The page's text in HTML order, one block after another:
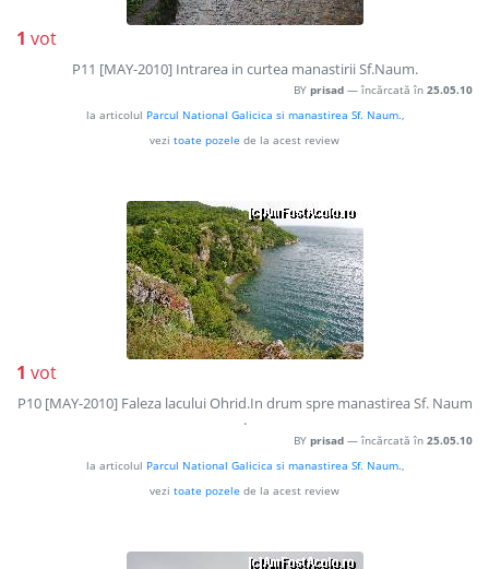
1 vot
P11 [MAY-2010] Intrarea in curtea manastirii Sf.Naum.
BY prisad — încărcată în 25.05.10
la articolul Parcul National Galicica si manastirea Sf. Naum.,
vezi toate pozele de la acest review
1 vot
P10 [MAY-2010] Faleza lacului Ohrid.In drum spre manastirea Sf. Naum
.
BY prisad — încărcată în 25.05.10
la articolul Parcul National Galicica si manastirea Sf. Naum.,
vezi toate pozele de la acest review